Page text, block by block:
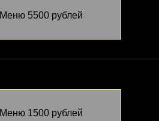
Меню 5500 рублей
Меню 1500 рублей